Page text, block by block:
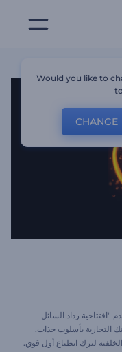
"افتتاحية رذاذ السائل
التجارية بأسلوب جذاب.
لترك انطباع أول قوي.
Would you like to
CHANGE